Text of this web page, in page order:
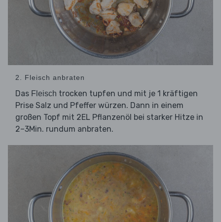
2. Fleisch anbraten
Das Fleisch trocken tupfen und mit je 1 kräftigen
Prise Salz und Pfeffer würzen. Dann in einem
großen Topf mit 2EL Pflanzenöl bei starker Hitze in
2–3Min. rundum anbraten.